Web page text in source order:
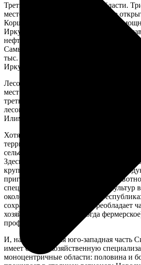
Третий очаг — в Иркутской области.
месторождения, разрабатываемые
Коршуновский ГОК, «Лензолото»,
Иркутский и Братский алюминиевые
нефтехимическая компания — все это
Самые мощные загрязнители —
тыс. т). Повышено загрязнение воздуха
Иркутске, а также в Усть-Илимске и
Лесопромышленный комплекс
мест в этой части Сибирского округа.
треть всей древесины России. Крупные
лесопромышленного комплекса стоят в
Илимске, Лесосибирске, Енисейске.
Хотя сельскохозяйственные земли
территории в Иркутской области и
сельское хозяйство остается одним из
Здесь, а также в Кемеровской области,
крупных предприятиях, выше его
пригородах. При преобладании
специализации, доля зерновых культур
около 50%. В национальных
сохранились плохо. Здесь преобладает
хозяйство населения (иногда
профиля.
И, наконец, третья юго-западная часть
имеет сельскохозяйственную
моноцентричные области: половина и